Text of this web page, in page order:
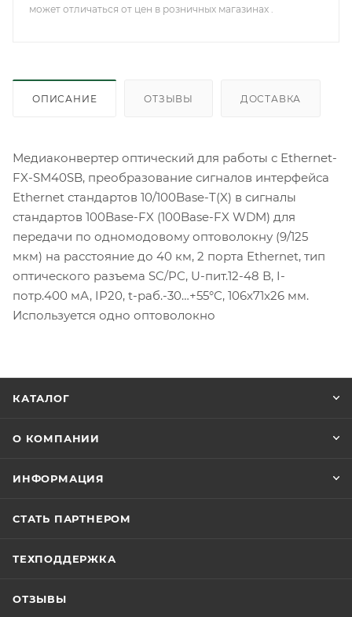
может отличаться от цен в розничных магазинах .
ОПИСАНИЕ ОТЗЫВЫ ДОСТАВКА
Медиаконвертер оптический для работы с Ethernet-
FX-SM40SB, преобразование сигналов интерфейса
Ethernet стандартов 10/100Base-T(X) в сигналы
стандартов 100Base-FX (100Base-FX WDM) для
передачи по одномодовому оптоволокну (9/125
мкм) на расстояние до 40 км, 2 порта Ethernet, тип
оптического разъема SC/PC, U-пит.12-48 В, I-
потр.400 мА, IP20, t-раб.-30…+55°С, 106x71x26 мм.
Используется одно оптоволокно
КАТАЛОГ
О КОМПАНИИ
ИНФОРМАЦИЯ
СТАТЬ ПАРТНЕРОМ
ТЕХПОДДЕРЖКА
ОТЗЫВЫ